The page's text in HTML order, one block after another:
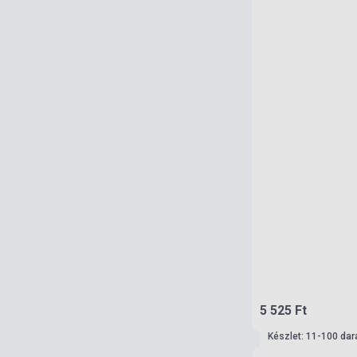
5 525 Ft
Készlet: 11-100